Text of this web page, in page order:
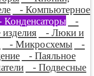
- Компьютерное
Конденсаторы
-
- Люки и
- Микросхемы
-
- Паяльное
- Подвесные